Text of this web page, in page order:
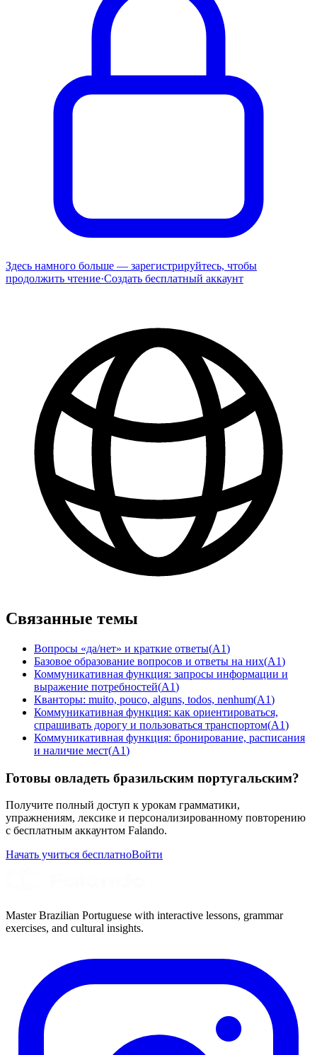
Здесь намного больше — зарегистрируйтесь, чтобы
продолжить чтение·Создать бесплатный аккаунт
Связанные темы
Вопросы «да/нет» и краткие ответы(A1)
Базовое образование вопросов и ответы на них(A1)
Коммуникативная функция: запросы информации и
выражение потребностей(A1)
Кванторы: muito, pouco, alguns, todos, nenhum(A1)
Коммуникативная функция: как ориентироваться,
спрашивать дорогу и пользоваться транспортом(A1)
Коммуникативная функция: бронирование, расписания
и наличие мест(A1)
Готовы овладеть бразильским португальским?
Получите полный доступ к урокам грамматики,
упражнениям, лексике и персонализированному повторению
с бесплатным аккаунтом Falando.
Начать учиться бесплатноВойти
Master Brazilian Portuguese with interactive lessons, grammar
exercises, and cultural insights.